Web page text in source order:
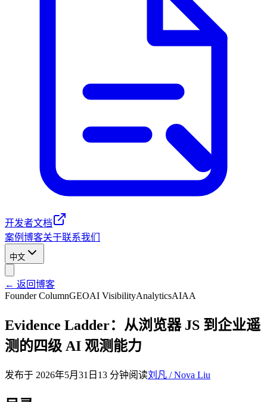
开发者文档
案例 博客关于联系我们
中文
← 返回博客
Founder ColumnGEOAI VisibilityAnalyticsAIAA
Evidence Ladder：从浏览器 JS 到企业遥
测的四级 AI 观测能力
发布于 2026年5月31日 13 分钟阅读刘凡 / Nova Liu